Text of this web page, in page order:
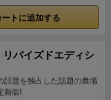
トに追加する
リバイズドエディシ
話題を独占した話題の農場
新版!